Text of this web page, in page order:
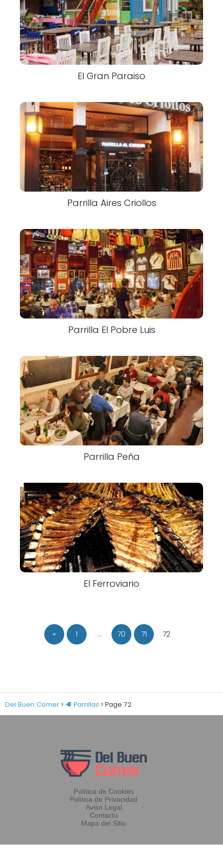
El Gran Paraiso
Parrilla Aires Criollos
Parrilla El Pobre Luis
Parrilla Peña
El Ferroviario
« 1 … 70 71 72
Del Buen Comer 🥩 Parrillas Page 72
Política de Cookies
Política de Privacidad
Aviso Legal
Contacto
Mapa del Sitio